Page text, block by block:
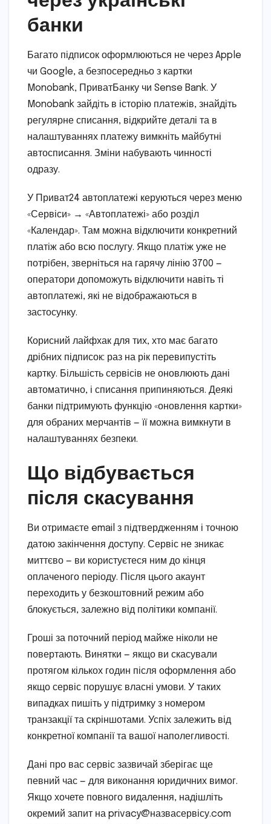
банки
Багато підписок оформлюються не через Apple
чи Google, а безпосередньо з картки
Monobank, ПриватБанку чи Sense Bank. У
Monobank зайдіть в історію платежів, знайдіть
регулярне списання, відкрийте деталі та в
налаштуваннях платежу вимкніть майбутні
автосписання. Зміни набувають чинності
одразу.
У Приват24 автоплатежі керуються через меню
«Сервіси» → «Автоплатежі» або розділ
«Календар». Там можна відключити конкретний
платіж або всю послугу. Якщо платіж уже не
потрібен, зверніться на гарячу лінію 3700 —
оператори допоможуть відключити навіть ті
автоплатежі, які не відображаються в
застосунку.
Корисний лайфхак для тих, хто має багато
дрібних підписок: раз на рік перевипустіть
картку. Більшість сервісів не оновлюють дані
автоматично, і списання припиняються. Деякі
банки підтримують функцію «оновлення картки»
для обраних мерчантів — її можна вимкнути в
налаштуваннях безпеки.
Що відбувається
після скасування
Ви отримаєте email з підтвердженням і точною
датою закінчення доступу. Сервіс не зникає
миттєво — ви користуєтеся ним до кінця
оплаченого періоду. Після цього акаунт
переходить у безкоштовний режим або
блокується, залежно від політики компанії.
Гроші за поточний період майже ніколи не
повертають. Винятки — якщо ви скасували
протягом кількох годин після оформлення або
якщо сервіс порушує власні умови. У таких
випадках пишіть у підтримку з номером
транзакції та скріншотами. Успіх залежить від
конкретної компанії та вашої наполегливості.
Дані про вас сервіс зазвичай зберігає ще
певний час — для виконання юридичних вимог.
Якщо хочете повного видалення, надішліть
окремий запит на privacy@назвасервісу.com